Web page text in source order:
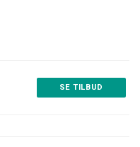
SE TILBUD